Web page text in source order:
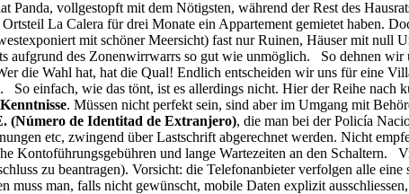
Panda, vollgestopft mit dem Nötigsten, während der Rest des
La Calera für drei Monate ein Appartement gemietet haben.
mit schöner Meersicht) fast nur Ruinen, Häuser mit null
aufgrund des Zonenwirrwarrs so gut wie unmöglich. So dehnen
die Wahl hat, hat die Qual! Endlich entscheiden wir uns für eine
einfach, wie das tönt, ist es allerdings nicht. Hier der Reihe nach
. Müssen nicht perfekt sein, sind aber im Umgang mit
(Número de Identitad de Extranjero), die man bei der Policía
etc, zwingend über Lastschrift abgerechnet werden. Nicht
Kontoführungsgebühren und lange Wartezeiten an den Schaltern.
zu beantragen). Vorsicht: die Telefonanbieter verfolgen alle
muss man, falls nicht gewünscht, mobile Daten explizit